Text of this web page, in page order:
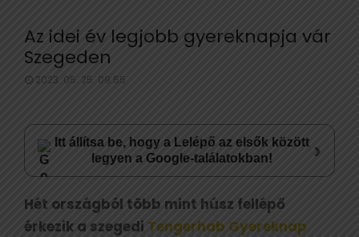
Az idei év legjobb gyereknapja vár
Szegeden
2023. 05. 25. 09:55
Itt állítsa be, hogy a Lelépő az elsők között
legyen a Google-találatokban!
›
Hét országból több mint húsz fellépő
érkezik a szegedi Tengerhab Gyereknap